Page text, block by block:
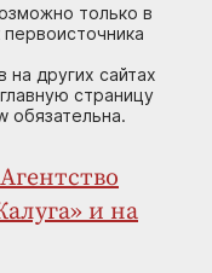
только в
на других сайтах
страницу
обязательна.
и на